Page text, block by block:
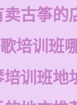
古筝的
培训班
训班地